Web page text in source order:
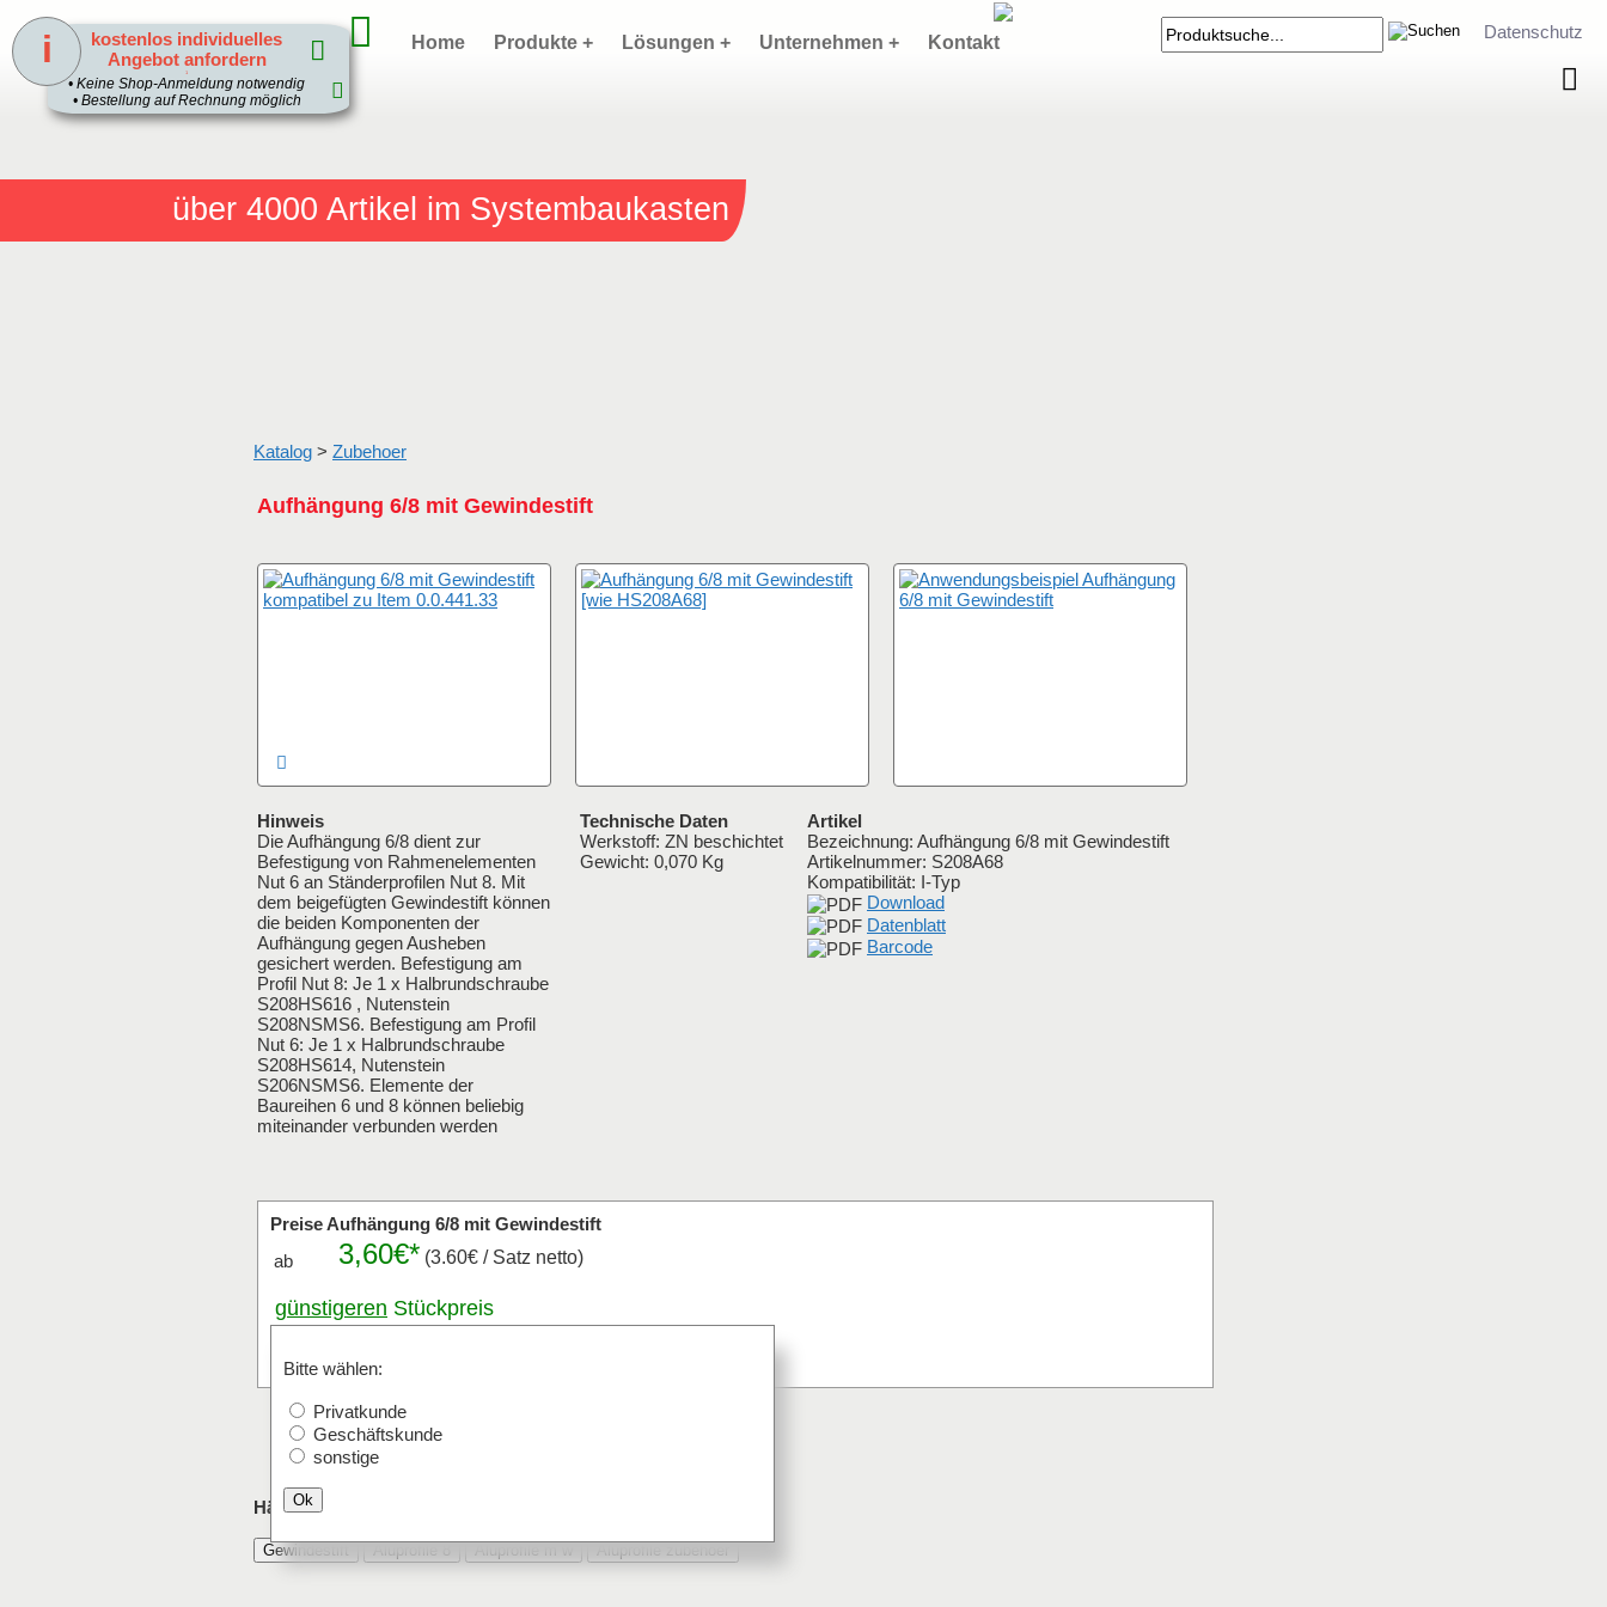
über 4000 Artikel im Systembaukasten
Datenschutz
Home Produkte + Lösungen + Unternehmen + Kontakt
Katalog > Zubehoer
Aufhängung 6/8 mit Gewindestift
Hinweis
Die Aufhängung 6/8 dient zur
Befestigung von Rahmenelementen
Nut 6 an Ständerprofilen Nut 8. Mit
dem beigefügten Gewindestift können
die beiden Komponenten der
Aufhängung gegen Ausheben
gesichert werden. Befestigung am
Profil Nut 8: Je 1 x Halbrundschraube
S208HS616 , Nutenstein
S208NSMS6. Befestigung am Profil
Nut 6: Je 1 x Halbrundschraube
S208HS614, Nutenstein
S206NSMS6. Elemente der
Baureihen 6 und 8 können beliebig
miteinander verbunden werden
Technische Daten
Werkstoff: ZN beschichtet
Gewicht: 0,070 Kg
Artikel
Bezeichnung: Aufhängung 6/8 mit Gewindestift
Artikelnummer: S208A68
Kompatibilität: I-Typ
Download
Datenblatt
Barcode
Preise Aufhängung 6/8 mit Gewindestift
Bitte wählen:
Privatkunde
Geschäftskunde
sonstige
Ok
ab 3,60€* (3.60€ / Satz netto)
günstigeren Stückpreis
anfragen
Satz
Häufig mit Aufhängung 6/8 mit Gewindestift bestellt
Gewindestift
kostenlos individuelles
Angebot anfordern
1
• Keine Shop-Anmeldung notwendig
• Bestellung auf Rechnung möglich
i